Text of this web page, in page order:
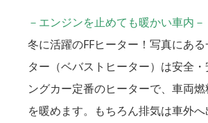
－エンジンを止めても暖かい車内－
冬に活躍のFFヒーター！写真にあ
ター（ベバストヒーター）は安全
ングカー定番のヒーターで、車両
を暖めます。もちろん排気は車外